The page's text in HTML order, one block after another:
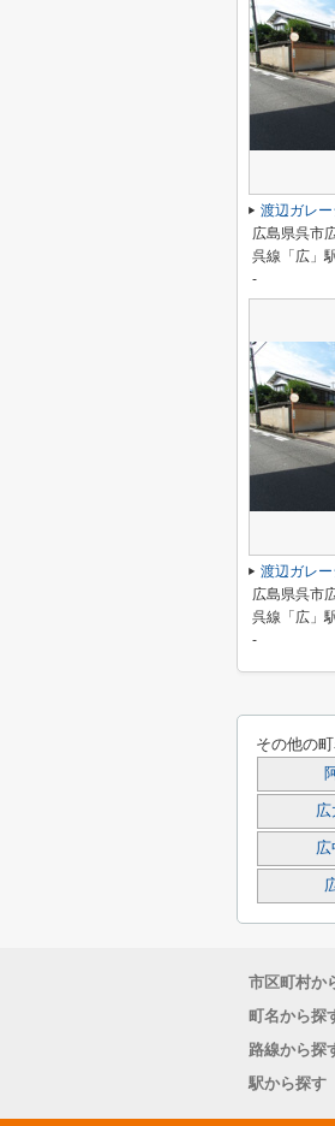
渡辺ガレー
広島県呉市
呉線「広」
-
渡辺ガレー
広島県呉市
呉線「広」
-
その他の
広
広
市区町村か
町名から探
路線から探
駅から探す